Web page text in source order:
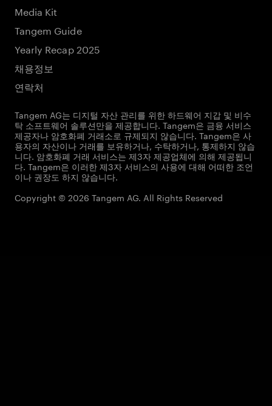
Media Kit
Tangem Guide
Yearly Recap 2025
채용정보
연락처
Tangem AG는 디지털 자산 관리를 위한 하드웨어 지갑 및 비수
탁 소프트웨어 솔루션만을 제공합니다. Tangem은 금융 서비스
제공자나 암호화폐 거래소로 규제되지 않습니다. Tangem은 사
용자의 자산이나 거래를 보유하거나, 수탁하거나, 통제하지 않습
니다. 암호화폐 거래 서비스는 제3자 제공업체에 의해 제공됩니
다. Tangem은 이러한 제3자 서비스의 사용에 대해 어떠한 조언
이나 권장도 하지 않습니다.